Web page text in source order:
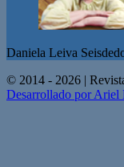
Daniela Leiva
© 2014 - 2026 |
Desarrollado por Ariel